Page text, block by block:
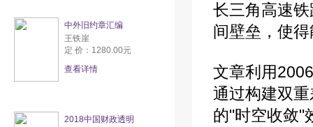
中外旧约章汇编
王铁崖
定 价：1280.00元
查看详情
2018中国财政透明
长三角高速
间壁垒，使
文章利用
通过构建双
的"时空收敛"